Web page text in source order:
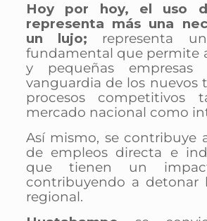
Hoy por hoy, el uso
representa más una
un lujo; representa
fundamental que permite
y pequeñas
vanguardia de los nuevos
procesos competitivos
mercado nacional como
Así mismo, se contribuye
de empleos directa e
que tienen un
contribuyendo a detonar
regional.